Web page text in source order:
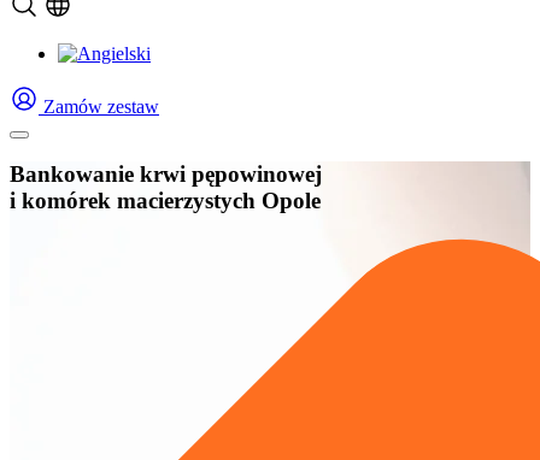
Zamów zestaw
Bankowanie krwi pępowinowej
i komórek macierzystych Opole